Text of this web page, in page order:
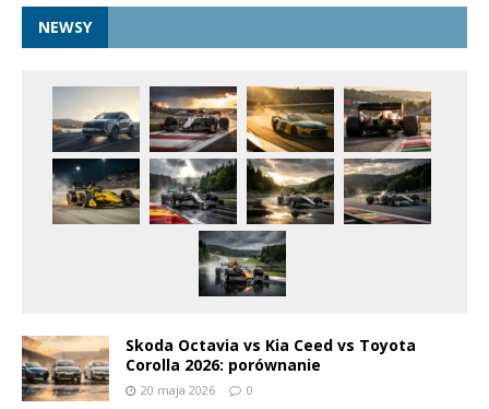
NEWSY
Skoda Octavia vs Kia Ceed vs Toyota
Corolla 2026: porównanie
20 maja 2026 0